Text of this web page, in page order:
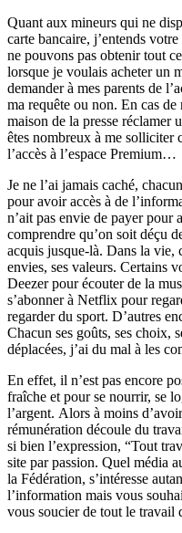
Quant aux mineurs qui ne
carte bancaire, j’entends
ne pouvons pas obtenir tout
lorsque je voulais acheter un
demander à mes parents de
ma requête ou non. En cas de
maison de la presse réclamer
êtes nombreux à me solliciter
l’accès à l’espace Premium…
Je ne l’ai jamais caché,
pour avoir accès à de
n’ait pas envie de payer
comprendre qu’on soit déçu
acquis jusque-là. Dans la vie,
envies, ses valeurs. Certains
Deezer pour écouter de la
s’abonner à Netflix pour
regarder du sport. D’autres
Chacun ses goûts, ses choix,
déplacées, j’ai du mal à les
En effet, il n’est pas encore
fraîche et pour se nourrir, se
l’argent. Alors à moins
rémunération découle du
si bien l’expression, “Tout
site par passion. Quel média
la Fédération, s’intéresse
l’information mais vous
vous soucier de tout le travail